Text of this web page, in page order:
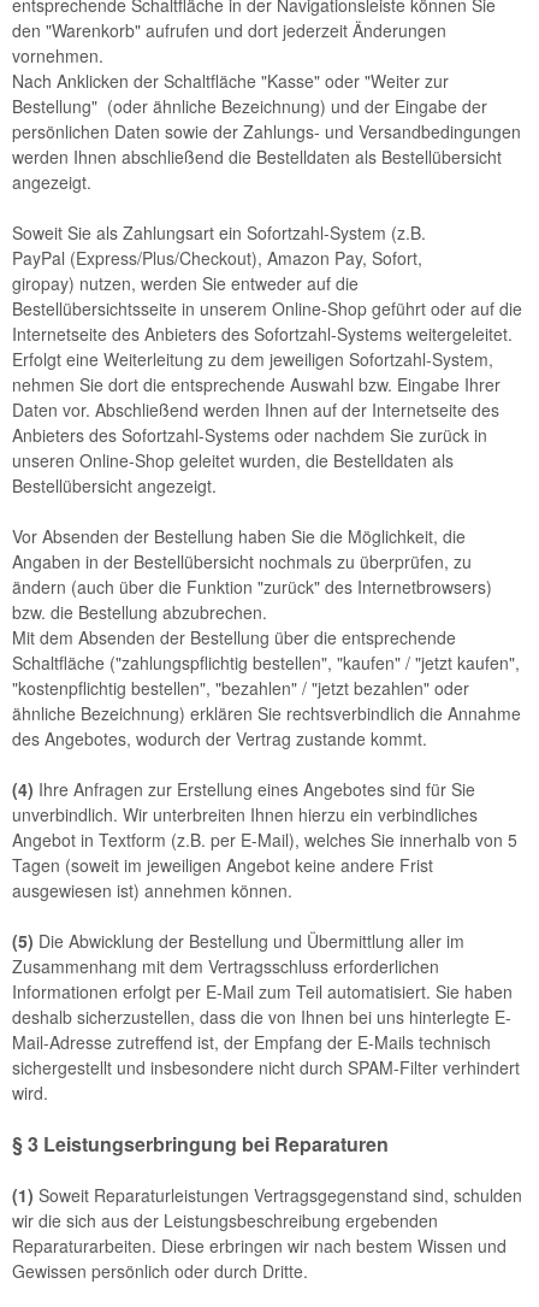
den "Warenkorb" aufrufen und dort jederzeit Änderungen
vornehmen.
Nach Anklicken der Schaltfläche "Kasse" oder "Weiter zur
Bestellung" (oder ähnliche Bezeichnung) und der Eingabe der
persönlichen Daten sowie der Zahlungs- und Versandbedingungen
werden Ihnen abschließend die Bestelldaten als Bestellübersicht
angezeigt.
Soweit Sie als Zahlungsart ein Sofortzahl-System (z.B.
PayPal (Express/Plus/Checkout), Amazon Pay, Sofort,
giropay) nutzen, werden Sie entweder auf die
Bestellübersichtsseite in unserem Online-Shop geführt oder auf die
Internetseite des Anbieters des Sofortzahl-Systems weitergeleitet.
Erfolgt eine Weiterleitung zu dem jeweiligen Sofortzahl-System,
nehmen Sie dort die entsprechende Auswahl bzw. Eingabe Ihrer
Daten vor. Abschließend werden Ihnen auf der Internetseite des
Anbieters des Sofortzahl-Systems oder nachdem Sie zurück in
unseren Online-Shop geleitet wurden, die Bestelldaten als
Bestellübersicht angezeigt.
Vor Absenden der Bestellung haben Sie die Möglichkeit, die
Angaben in der Bestellübersicht nochmals zu überprüfen, zu
ändern (auch über die Funktion "zurück" des Internetbrowsers)
bzw. die Bestellung abzubrechen.
Mit dem Absenden der Bestellung über die entsprechende
Schaltfläche ("zahlungspflichtig bestellen", "kaufen" / "jetzt kaufen",
"kostenpflichtig bestellen", "bezahlen" / "jetzt bezahlen" oder
ähnliche Bezeichnung) erklären Sie rechtsverbindlich die Annahme
des Angebotes, wodurch der Vertrag zustande kommt.
(4) Ihre Anfragen zur Erstellung eines Angebotes sind für Sie
unverbindlich. Wir unterbreiten Ihnen hierzu ein verbindliches
Angebot in Textform (z.B. per E-Mail), welches Sie innerhalb von 5
Tagen (soweit im jeweiligen Angebot keine andere Frist
ausgewiesen ist) annehmen können.
(5) Die Abwicklung der Bestellung und Übermittlung aller im
Zusammenhang mit dem Vertragsschluss erforderlichen
Informationen erfolgt per E-Mail zum Teil automatisiert. Sie haben
deshalb sicherzustellen, dass die von Ihnen bei uns hinterlegte E-
Mail-Adresse zutreffend ist, der Empfang der E-Mails technisch
sichergestellt und insbesondere nicht durch SPAM-Filter verhindert
wird.
§ 3 Leistungserbringung bei Reparaturen
(1) Soweit Reparaturleistungen Vertragsgegenstand sind, schulden
wir die sich aus der Leistungsbeschreibung ergebenden
Reparaturarbeiten. Diese erbringen wir nach bestem Wissen und
Gewissen persönlich oder durch Dritte.